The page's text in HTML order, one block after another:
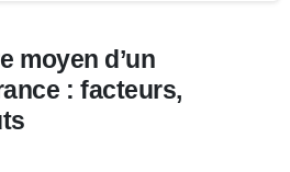
moyen d’un
: facteurs,